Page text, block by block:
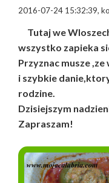
2016-07-24 15:32:39,
Tutaj we
wszystko zapieka
Przyznac musze
i szybkie
rodzine.
Dzisiejszym
Zapraszam!